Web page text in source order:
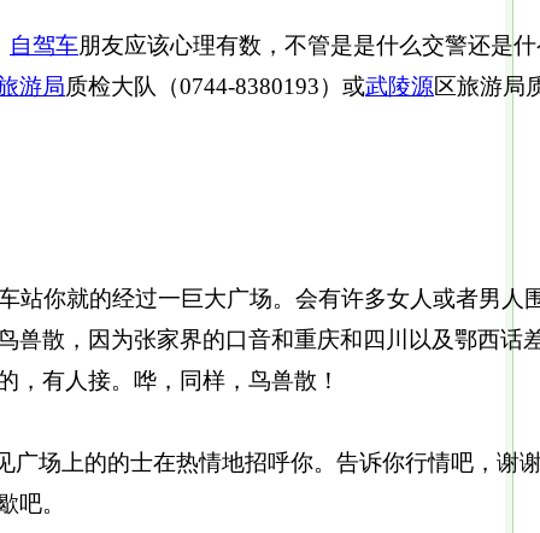
自驾车朋友应该心理有数，不管是是什么交警还是
游局质检大队（0744-8380193）或武陵源 区旅游局
站你就的经过一巨大广场。会有许多女人或者男人
兽散，因为张家界的口音和重庆和四川以及鄂西
，有人接。哗，同样，鸟兽散！
广场上的的士在热情地招呼你。告诉你行情吧，
吧。